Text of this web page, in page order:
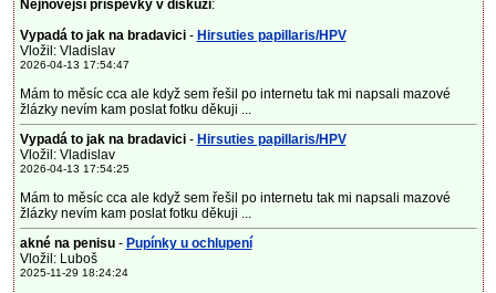
Nejnovější příspěvky v diskuzi:
Vypadá to jak na bradavici - Hirsuties papillaris/HPV
Vložil: Vladislav
2026-04-13 17:54:47
Mám to měsíc cca ale když sem řešil po internetu tak mi napsali mazové
žlázky nevím kam poslat fotku děkuji ...
Vypadá to jak na bradavici - Hirsuties papillaris/HPV
Vložil: Vladislav
2026-04-13 17:54:25
Mám to měsíc cca ale když sem řešil po internetu tak mi napsali mazové
žlázky nevím kam poslat fotku děkuji ...
akné na penisu- Pupínky u ochlupení
Vložil: Luboš
2025-11-29 18:24:24